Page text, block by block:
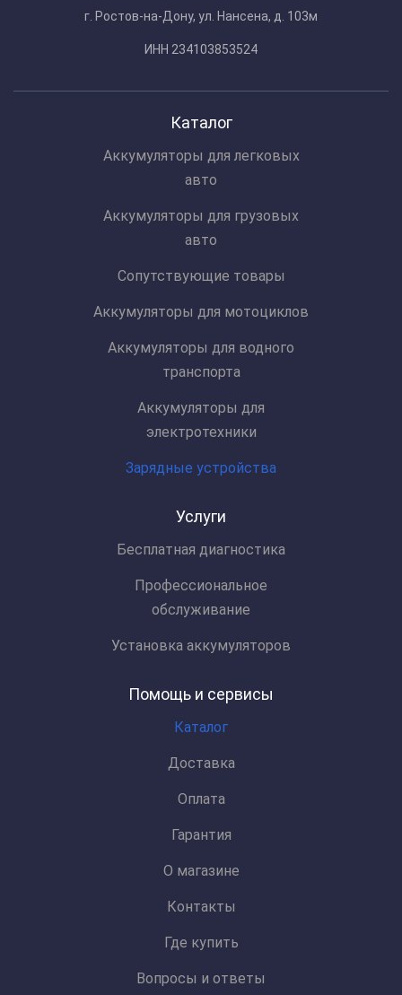
г. Ростов-на-Дону, ул. Нансена, д. 103м
ИНН 234103853524
Каталог
Аккумуляторы для легковых
авто
Аккумуляторы для грузовых
авто
Сопутствующие товары
Аккумуляторы для мотоциклов
Аккумуляторы для водного
транспорта
Аккумуляторы для
электротехники
Зарядные устройства
Услуги
Бесплатная диагностика
Профессиональное
обслуживание
Установка аккумуляторов
Помощь и сервисы
Каталог
Доставка
Оплата
Гарантия
О магазине
Контакты
Где купить
Вопросы и ответы